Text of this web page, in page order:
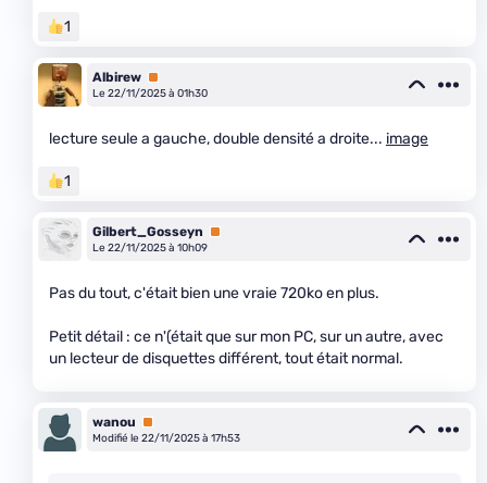
1
Albirew Premium
Le 22/11/2025 à 01h30
lecture seule a gauche, double densité a droite... image
1
Gilbert_Gosseyn
Premium
Le 22/11/2025 à 10h09
Pas du tout, c'était bien une vraie 720ko en plus.
Petit détail : ce n'(était que sur mon PC, sur un autre, avec
un lecteur de disquettes différent, tout était normal.
wanou
Premium
Modifié le 22/11/2025 à 17h53